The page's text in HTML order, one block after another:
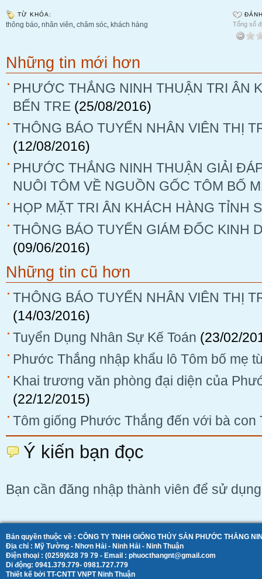
TỪ KHÓA:
thông báo nhân viên chăm sóc khách hàng Tổng số
Những tin mới hơn
PHƯỚC THẮNG NINH THUẬN TRI ÂN
BẾN TRE (25/08/2016)
THÔNG BÁO TUYỂN NHÂN VIÊN THỊ
(12/08/2016)
PHƯỚC THẮNG NINH THUẬN GIẢI
NUÔI TÔM VỀ NGUỒN GỐC TÔM BỐ
HỌP MẶT TRI ÂN KHÁCH HÀNG TỈNH
THÔNG BÁO TUYỂN GIÁM ĐỐC KINH
(09/06/2016)
Những tin cũ hơn
THÔNG BÁO TUYỂN NHÂN VIÊN THỊ
(14/03/2016)
Tuyển Dụng Nhân Sự Kế Toán (23/02/
Phước Thắng nhập khẩu lô Tôm bố mẹ
Khai trương văn phòng đại diện của
(22/12/2015)
Tôm giống Phước Thắng đến với bà con
Ý kiến bạn đọc
Bạn cần đăng nhập thành viên để sử
Bản quyền thuộc về : CÔNG TY TNHH GIỐNG THỦY SẢN PHƯỚC THẮNG
Địa chỉ : Mỹ Tường - Nhơn Hải - Ninh Hải - Ninh Thuận
Điện thoại : (0259)628 79 79 - Email : phuocthangnt@gmail.com
Di động: 0941.379.779- 0981.727.779
Thiết kế bởi TT-CNTT VNPT Ninh Thuận